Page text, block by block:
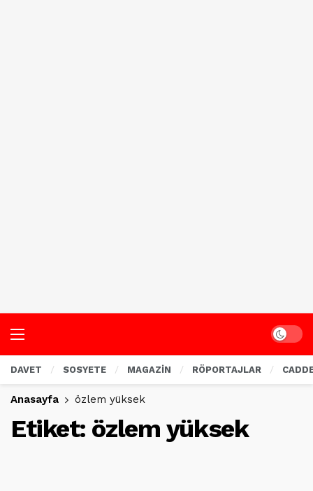
Dark
DAVET SOSYETE MAGAZİN RÖPORTAJLAR
Anasayfa özlem yüksek
Etiket: özlem yüksek